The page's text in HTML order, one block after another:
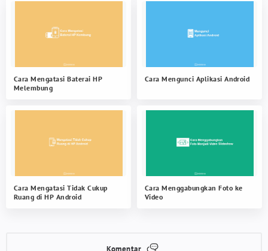
Cara Mengatasi Baterai HP
Melembung
Cara Mengunci Aplikasi Android
Cara Mengatasi Tidak Cukup
Ruang di HP Android
Cara Menggabungkan Foto ke
Video